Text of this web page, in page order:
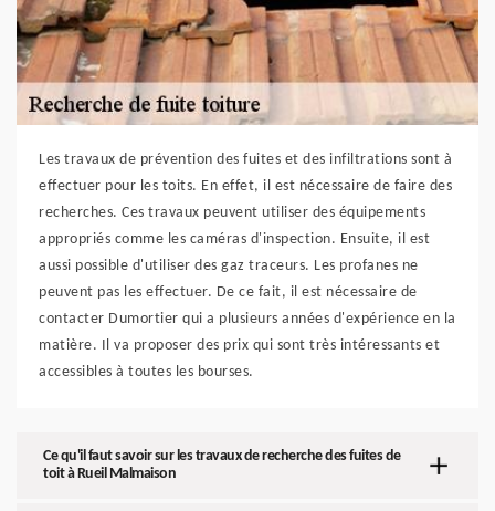
Les travaux de prévention des fuites et des infiltrations sont à
effectuer pour les toits. En effet, il est nécessaire de faire des
recherches. Ces travaux peuvent utiliser des équipements
appropriés comme les caméras d'inspection. Ensuite, il est
aussi possible d'utiliser des gaz traceurs. Les profanes ne
peuvent pas les effectuer. De ce fait, il est nécessaire de
contacter Dumortier qui a plusieurs années d'expérience en la
matière. Il va proposer des prix qui sont très intéressants et
accessibles à toutes les bourses.
Ce qu'il faut savoir sur les travaux de recherche des fuites de
toit à Rueil Malmaison